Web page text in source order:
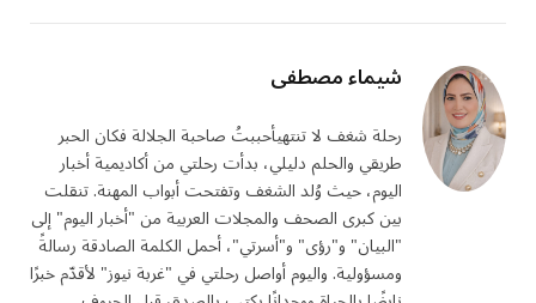
شيماء مصطفى
رحلة شغف لا تنتهيأحببتُ صاحبة الجلالة فكان الحبر
طريقي والحلم دليلي، بدأت رحلتي من أكاديمية أخبار
اليوم، حيث وُلد الشغف وتفتحت أبواب المهنة. تنقلت
بين كبرى الصحف والمجلات العربية من "أخبار اليوم" إلى
"البيان" و"رؤى" و"أسرتي"، أحمل الكلمة الصادقة رسالةً
ومسؤولية. واليوم أواصل رحلتي في "غربة نيوز" لأقدّم خبرًا